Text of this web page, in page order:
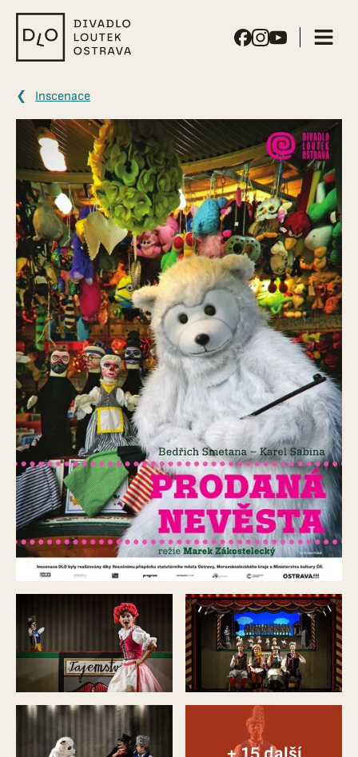
Divadlo
loutek
Inscenace